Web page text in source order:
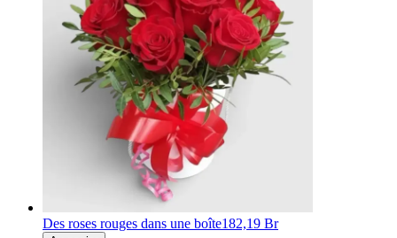
Des roses rouges dans une boîte182,19 Br